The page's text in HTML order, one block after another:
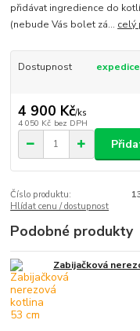
přidávat ingredience do
(nebude Vás bolet zá... celý
Dostupnost
4 900 Kč/ks
4 050 Kč bez DPH
Číslo produktu:
Hlídat cenu / dostupnost
Podobné produkty
Zabijačková